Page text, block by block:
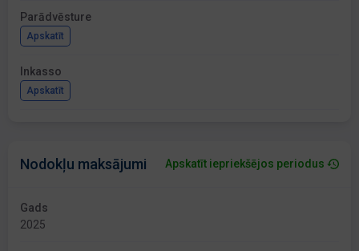
Parādvēsture
Apskatīt
Inkasso
Apskatīt
Nodokļu maksājumi Apskatīt iepriekšējos periodus
Gads
2025